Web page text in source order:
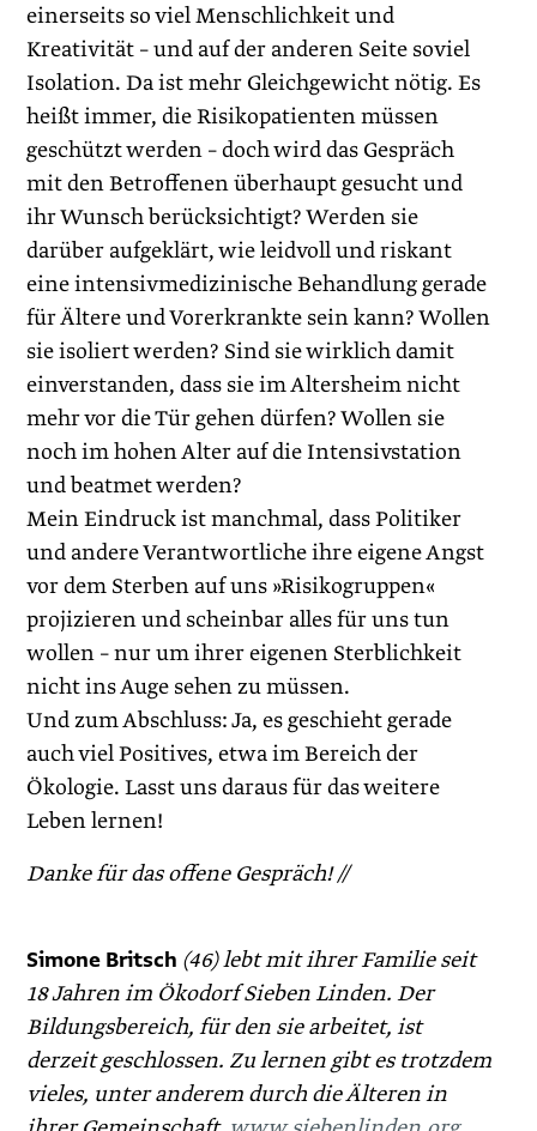
einerseits so viel Menschlichkeit und
Kreativität – und auf der anderen Seite soviel
Isolation. Da ist mehr Gleichgewicht nötig. Es
heißt immer, die Risikopatienten müssen
geschützt werden – doch wird das Gespräch
mit den Betroffenen überhaupt gesucht und
ihr Wunsch berücksichtigt? Werden sie
darüber aufgeklärt, wie leidvoll und riskant
eine intensiv­medizinische Behandlung gerade
für Ältere und Vorerkrankte sein kann? Wollen
sie isoliert werden? Sind sie wirklich damit
einverstanden, dass sie im Altersheim nicht
mehr vor die Tür gehen dürfen? Wollen sie
noch im hohen Alter auf die Intensiv­station
und beatmet werden?
Mein Eindruck ist manchmal, dass Politiker
und andere Verantwortliche ihre eigene Angst
vor dem Sterben auf uns »Risikogruppen«
projizieren und scheinbar alles für uns tun
wollen – nur um ihrer eigenen Sterblichkeit
nicht ins Auge sehen zu müssen.
Und zum Abschluss: Ja, es geschieht gerade
auch viel Positives, etwa im Bereich der
Ökologie. Lasst uns daraus für das weitere
Leben lernen!
Danke für das offene Gespräch! //
Simone Britsch (46) lebt mit ihrer Familie seit
18 Jahren im Ökodorf Sieben Linden. Der
Bildungsbereich, für den sie arbeitet, ist
derzeit geschlossen. Zu lernen gibt es trotzdem
vieles, unter anderem durch die Älteren in